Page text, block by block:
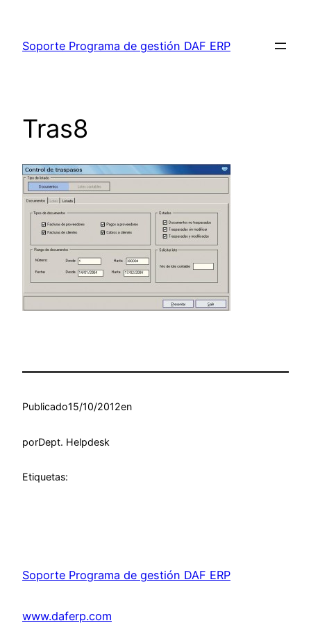
contenido
Soporte Programa de gestión DAF ERP
Tras8
Publicado15/10/2012en
porDept. Helpdesk
Etiquetas:
Soporte Programa de gestión DAF ERP
www.daferp.com